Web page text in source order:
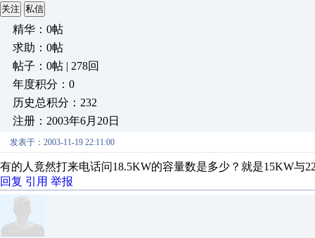
关注 私信
精华：0帖
求助：0帖
帖子：0帖 | 278回
年度积分：0
历史总积分：232
注册：2003年6月20日
发表于：2003-11-19 22:11:00
有的人竟然打来电话问18.5KW的容量数是多少？就是15KW与
回复 引用 举报